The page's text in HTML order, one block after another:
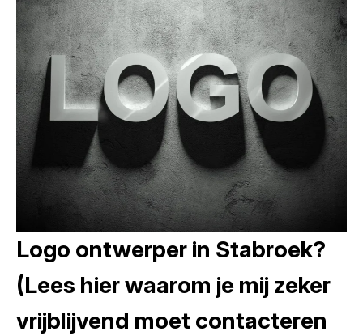
Logo ontwerper in Stabroek?
(Lees hier waarom je mij zeker
vrijblijvend moet contacteren